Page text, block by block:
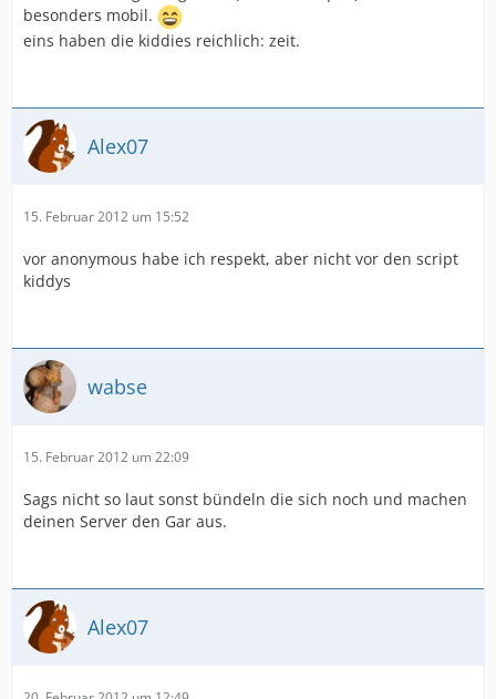
besonders mobil.
eins haben die kiddies reichlich: zeit.
Alex07
15. Februar 2012 um 15:52
vor anonymous habe ich respekt, aber nicht vor den script
kiddys
wabse
15. Februar 2012 um 22:09
Sags nicht so laut sonst bündeln die sich noch und machen
deinen Server den Gar aus.
Alex07